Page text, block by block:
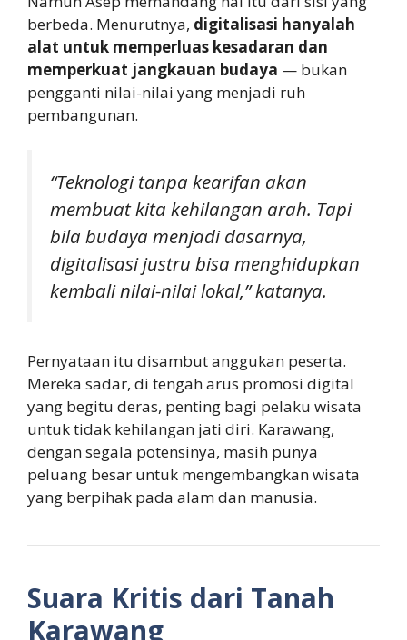
berbeda. Menurutnya, digitalisasi hanyalah
alat untuk memperluas kesadaran dan
memperkuat jangkauan budaya — bukan
pengganti nilai-nilai yang menjadi ruh
pembangunan.
“Teknologi tanpa kearifan akan
membuat kita kehilangan arah. Tapi
bila budaya menjadi dasarnya,
digitalisasi justru bisa menghidupkan
kembali nilai-nilai lokal,” katanya.
Pernyataan itu disambut anggukan peserta.
Mereka sadar, di tengah arus promosi digital
yang begitu deras, penting bagi pelaku wisata
untuk tidak kehilangan jati diri. Karawang,
dengan segala potensinya, masih punya
peluang besar untuk mengembangkan wisata
yang berpihak pada alam dan manusia.
Suara Kritis dari Tanah
Karawang